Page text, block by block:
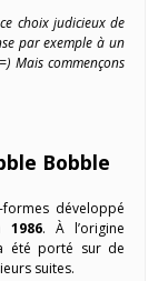
choix judicieux de
par exemple à un
Mais commençons
Bobble
développé
1986. À l’origine
été porté sur de
suites.